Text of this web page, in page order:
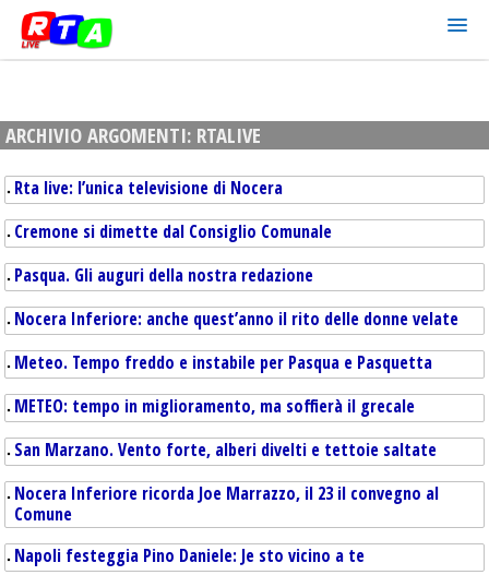
ARCHIVIO ARGOMENTI: RTALIVE
Rta live: l’unica televisione di Nocera
Cremone si dimette dal Consiglio Comunale
Pasqua. Gli auguri della nostra redazione
Nocera Inferiore: anche quest’anno il rito delle donne velate
Meteo. Tempo freddo e instabile per Pasqua e Pasquetta
METEO: tempo in miglioramento, ma soffierà il grecale
San Marzano. Vento forte, alberi divelti e tettoie saltate
Nocera Inferiore ricorda Joe Marrazzo, il 23 il convegno al
Comune
Napoli festeggia Pino Daniele: Je sto vicino a te